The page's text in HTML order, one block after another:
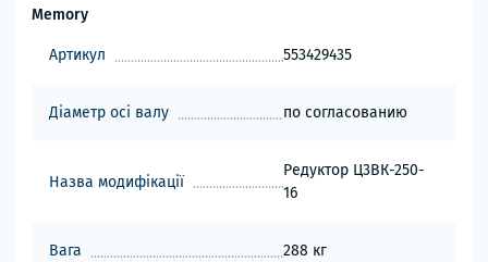
Memory
Артикул 553429435
Діаметр осі валу по согласованию
Назва модифікації
Редуктор Ц3ВК-250-
16
Вага 288 кг